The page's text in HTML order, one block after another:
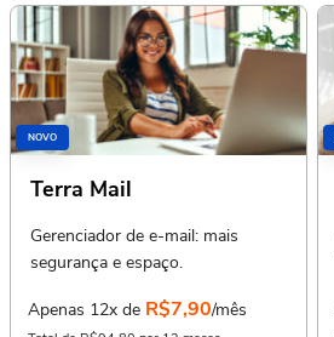
NOVO
Terra Mail
Gerenciador de e-mail: mais
segurança e espaço.
Apenas 12x de R$7,90/mês